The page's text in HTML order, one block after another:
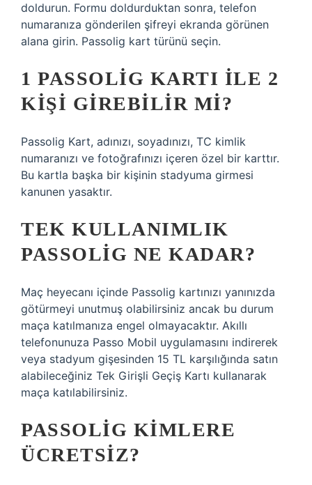
doldurun. Formu doldurduktan sonra, telefon
numaranıza gönderilen şifreyi ekranda görünen
alana girin. Passolig kart türünü seçin.
1 PASSOLIG KARTI ILE 2
KIŞI GIREBILIR MI?
Passolig Kart, adınızı, soyadınızı, TC kimlik
numaranızı ve fotoğrafınızı içeren özel bir karttır.
Bu kartla başka bir kişinin stadyuma girmesi
kanunen yasaktır.
TEK KULLANIMLIK
PASSOLIG NE KADAR?
Maç heyecanı içinde Passolig kartınızı yanınızda
götürmeyi unutmuş olabilirsiniz ancak bu durum
maça katılmanıza engel olmayacaktır. Akıllı
telefonunuza Passo Mobil uygulamasını indirerek
veya stadyum gişesinden 15 TL karşılığında satın
alabileceğiniz Tek Girişli Geçiş Kartı kullanarak
maça katılabilirsiniz.
PASSOLIG KIMLERE
ÜCRETSIZ?